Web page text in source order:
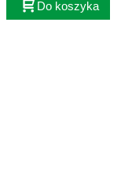
Do koszyka